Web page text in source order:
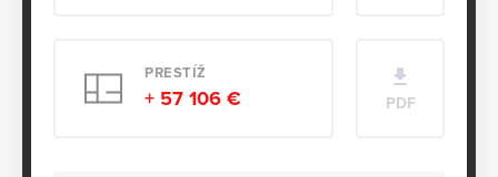
PRESTÍŽ
+ 57 106 € PDF